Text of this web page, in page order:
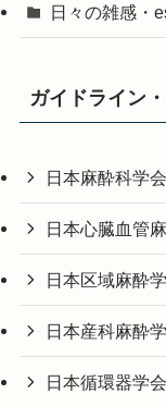
日々の雑感・
ガイドライン
日本麻酔科学
日本心臓血管
日本区域麻酔
日本産科麻酔
日本循環器学